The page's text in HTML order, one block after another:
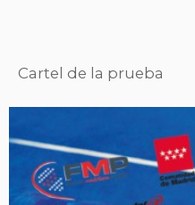
Cartel de la prueba